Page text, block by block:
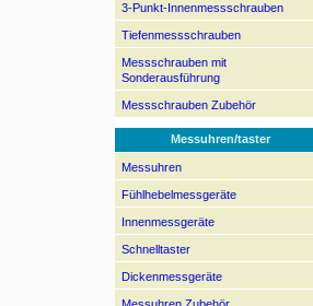
3-Punkt-Innenmessschrauben
Tiefenmessschrauben
Messschrauben mit
Sonderausführung
Messschrauben Zubehör
Messuhren/taster
Messuhren
Fühlhebelmessgeräte
Innenmessgeräte
Schnelltaster
Dickenmessgeräte